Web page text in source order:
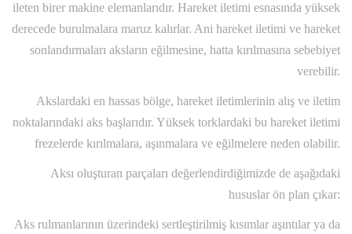
ileten birer makine elemanlarıdır. Hareket iletimi esnasında yüksek
derecede burulmalara maruz kalırlar. Ani hareket iletimi ve hareket
sonlandırmaları aksların eğilmesine, hatta kırılmasına sebebiyet
verebilir.
Akslardaki en hassas bölge, hareket iletimlerinin alış ve iletim
noktalarındaki aks başlarıdır. Yüksek torklardaki bu hareket iletimi
frezelerde kırılmalara, aşınmalara ve eğilmelere neden olabilir.
Aksı oluşturan parçaları değerlendirdiğimizde de aşağıdaki
hususlar ön plan çıkar:
Aks rulmanlarının üzerindeki sertleştirilmiş kısımlar aşıntılar ya da